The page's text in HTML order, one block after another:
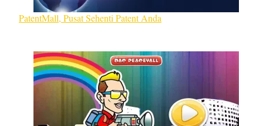
PatentMall, Pusat Sehenti Patent Anda